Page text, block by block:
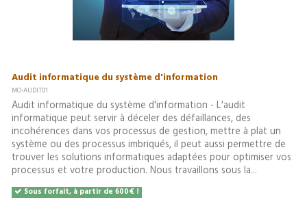
Audit informatique du système d'information
MO-AUDIT01
Audit informatique du système d'information - L'audit
informatique peut servir à déceler des défaillances, des
incohérences dans vos processus de gestion, mettre à plat un
système ou des processus imbriqués, il peut aussi permettre de
trouver les solutions informatiques adaptées pour optimiser vos
processus et votre production. Nous travaillons sous la...
Sous forfait, à partir de 600€ !